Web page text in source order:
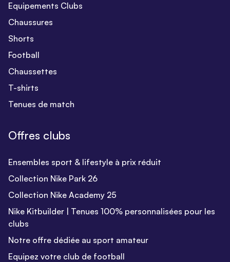
Equipements Clubs
Chaussures
Shorts
Football
Chaussettes
T-shirts
Tenues de match
Offres clubs
Ensembles sport & lifestyle à prix réduit
Collection Nike Park 26
Collection Nike Academy 25
Nike Kitbuilder | Tenues 100% personnalisées pour les
clubs
Notre offre dédiée au sport amateur
Equipez votre club de football